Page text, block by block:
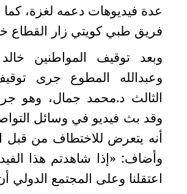
عدة فيديوهات دعمه لغزة،
فريق طبي كويتي زار القطاع
وبعد توقيف المواطنين خالد
وعبدالله المطوع جرى
الثالث د.محمد جمال، وهو
وقد بث فيديو في وسائل
أنه يتعرض للاختطاف من قبل
وأضاف: «إذا شاهدتم هذا
اعتقلنا وعلى المجتمع الدولي